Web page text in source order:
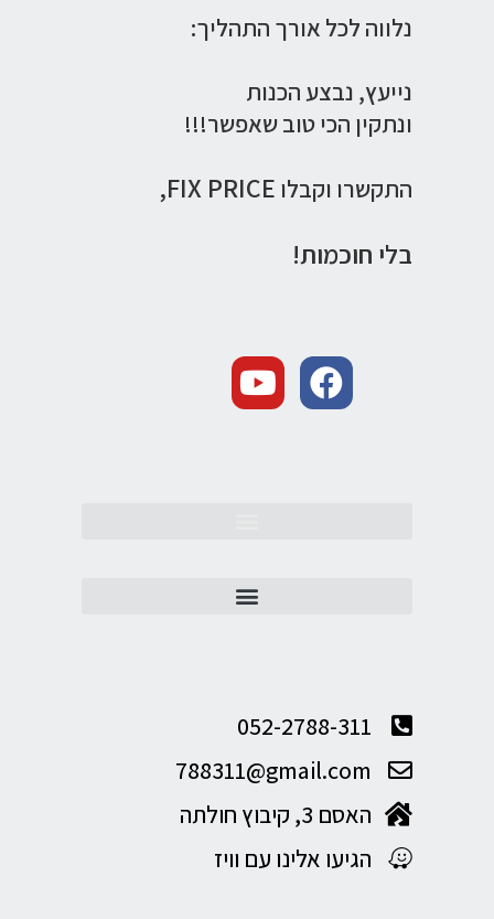
נלווה לכל אורך התהליך:
נייעץ, נבצע הכנות
ונתקין הכי טוב שאפשר!!!
התקשרו וקבלו FIX PRICE,
בלי חוכמות!
052-2788-311
788311@gmail.com
האסם 3, קיבוץ חולתה
הגיעו אלינו עם וויז